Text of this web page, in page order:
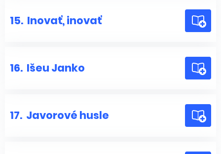
15. Inovať, inovať
16. Išeu Janko
17. Javorové husle